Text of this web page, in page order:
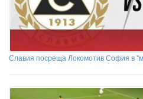
Славия посреща Локомотив София в